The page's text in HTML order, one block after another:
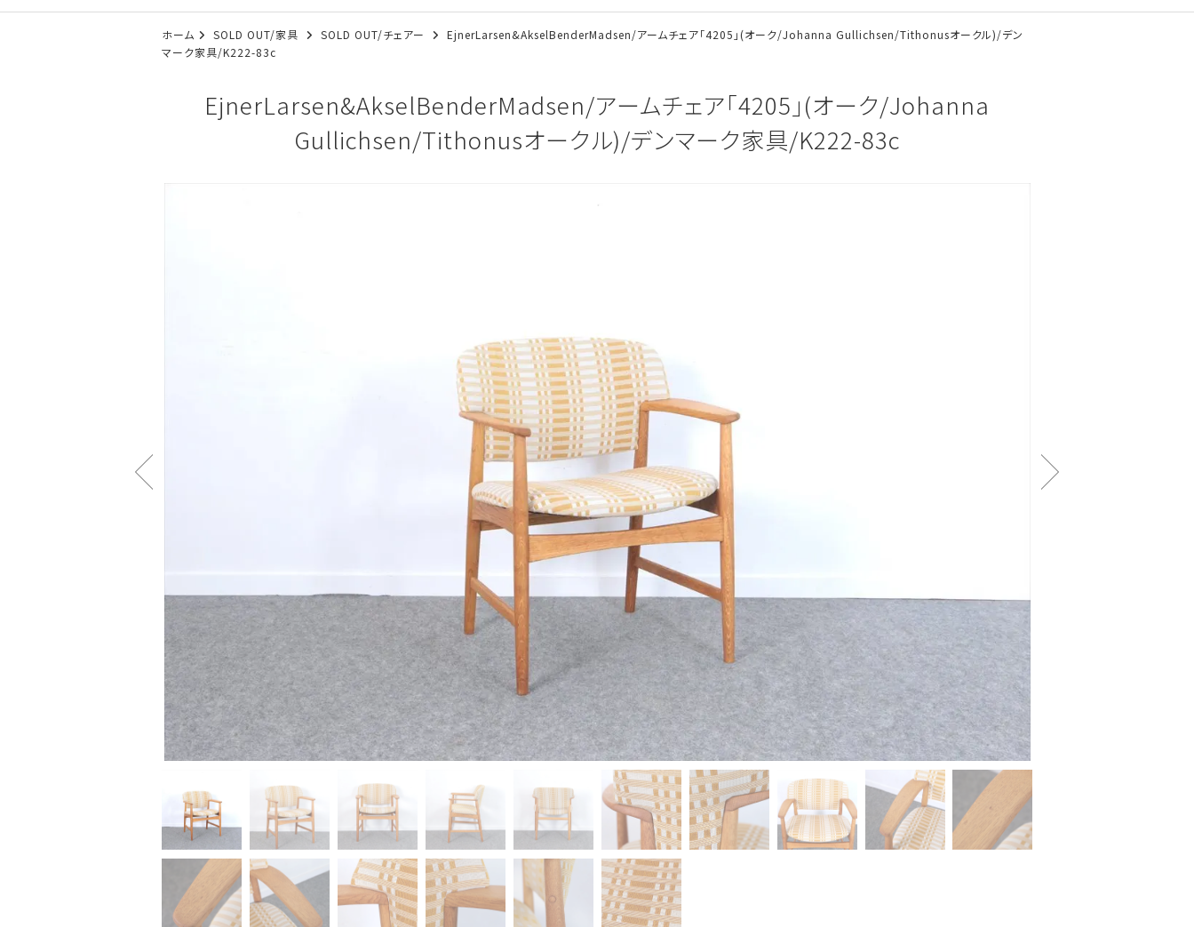
ホーム SOLD OUT/家具 SOLD OUT/チェアー
EjnerLarsen&AkselBenderMadsen/アームチェア「4205」(オーク/Johanna Gullichsen/Tithonusオークル)/デン
マーク家具/K222-83c
EjnerLarsen&AkselBenderMadsen/アームチェア「4205」(オーク/Johanna
Gullichsen/Tithonusオークル)/デンマーク家具/K222-83c